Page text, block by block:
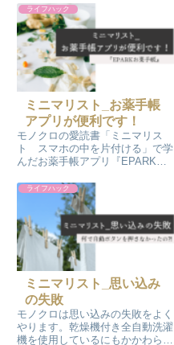
ライフハック
ミニマリスト_お薬手帳
アプリが便利です！
モノクロの愛読書「ミニマリス
ト スマホの中を片付ける」で学
んだお薬手帳アプリ『EPARKお
リです。調剤薬局で待たずにお薬
を購入できますし、スマホアプリ
ですので、そもそも手帳を持たな
くて済みます。とっても便利で
す！
ライフハック
ミニマリスト_思い込み
の失敗
モノクロは思い込みの失敗をよく
やります。乾燥機付き全自動洗濯
機を使用しているにもかかわら